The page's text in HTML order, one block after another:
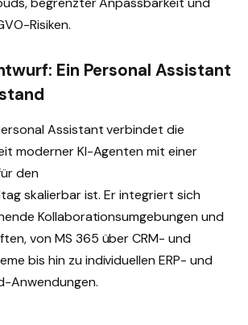
Risiken.
Ein Personal Assistant
Assistant verbindet die
moderner KI-Agenten mit einer
den
skalierbar ist. Er integriert sich
Kollaborationsumgebungen und
von MS 365 über CRM- und
bis hin zu individuellen ERP- und
Anwendungen.